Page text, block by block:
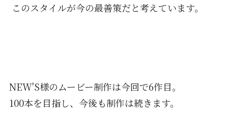
このスタイルが今の最善策だと考えています。
NEW'S様のムービー制作は今回で6作目。
100本を目指し、今後も制作は続きます。